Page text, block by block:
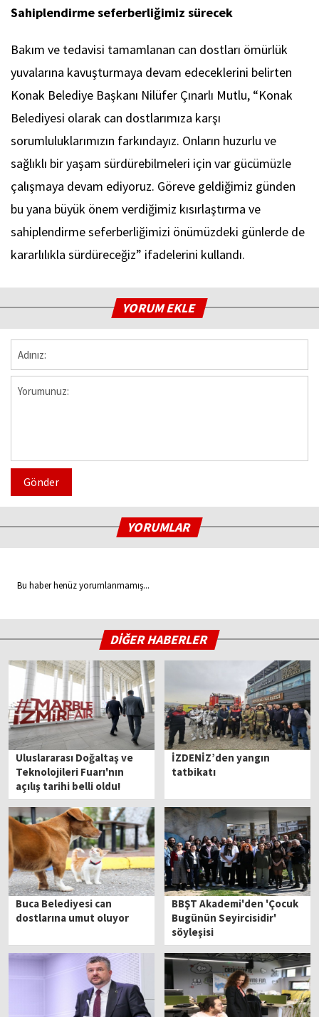
Sahiplendirme seferberliğimiz sürecek
Bakım ve tedavisi tamamlanan can dostları ömürlük
yuvalarına kavuşturmaya devam edeceklerini belirten
Konak Belediye Başkanı Nilüfer Çınarlı Mutlu, “Konak
Belediyesi olarak can dostlarımıza karşı
sorumluluklarımızın farkındayız. Onların huzurlu ve
sağlıklı bir yaşam sürdürebilmeleri için var gücümüzle
çalışmaya devam ediyoruz. Göreve geldiğimiz günden
bu yana büyük önem verdiğimiz kısırlaştırma ve
sahiplendirme seferberliğimizi önümüzdeki günlerde de
kararlılıkla sürdüreceğiz” ifadelerini kullandı.
YORUM EKLE
Gönder
YORUMLAR
Bu haber henüz yorumlanmamış...
DİĞER HABERLER
Uluslararası Doğaltaş ve
Teknolojileri Fuarı'nın
açılış tarihi belli oldu!
İZDENİZ’den yangın
tatbikatı
Buca Belediyesi can
dostlarına umut oluyor
BBŞT Akademi'den 'Çocuk
Bugünün Seyircisidir'
söyleşisi